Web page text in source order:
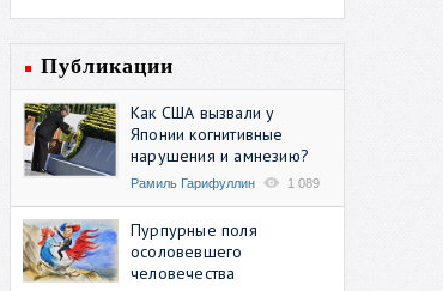
Публикации
Как США вызвали у
Японии когнитивные
нарушения и амнезию?
Рамиль Гарифуллин 1 089
Пурпурные поля
осоловевшего
человечества